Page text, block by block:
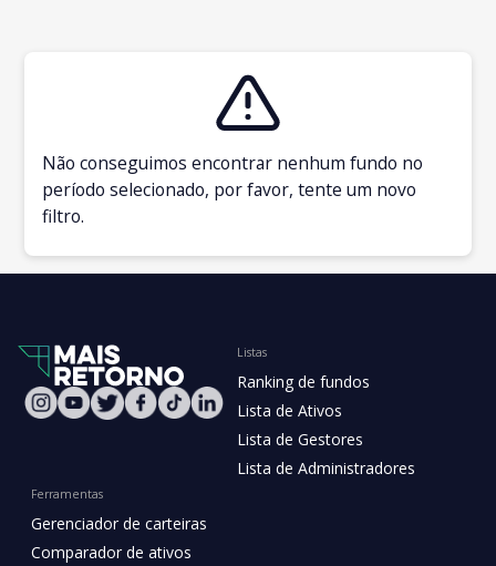
Não conseguimos encontrar nenhum fundo no
período selecionado, por favor, tente um novo
filtro.
Listas
Ranking de fundos
Lista de Ativos
Lista de Gestores
Lista de Administradores
Ferramentas
Gerenciador de carteiras
Comparador de ativos